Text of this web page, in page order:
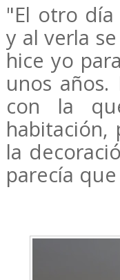
"El otro
y al verla
hice yo
unos
con la
habitación,
la
parecía